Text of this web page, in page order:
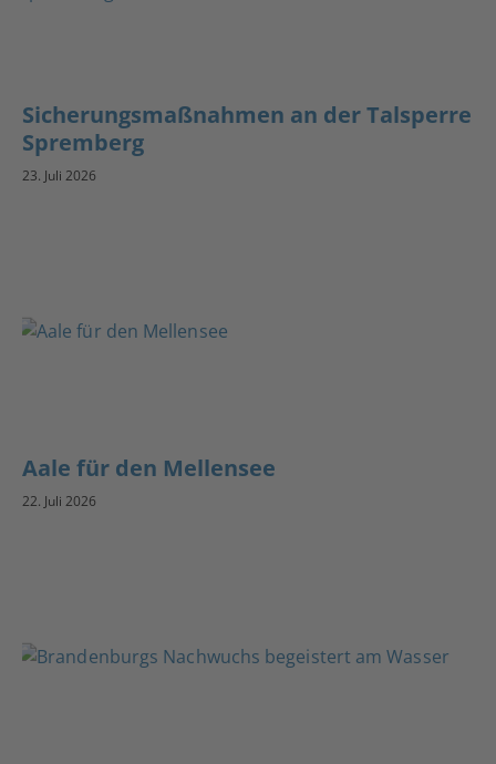
Sicherungsmaßnahmen an der Talsperre
Spremberg
23. Juli 2026
Aale für den Mellensee
22. Juli 2026